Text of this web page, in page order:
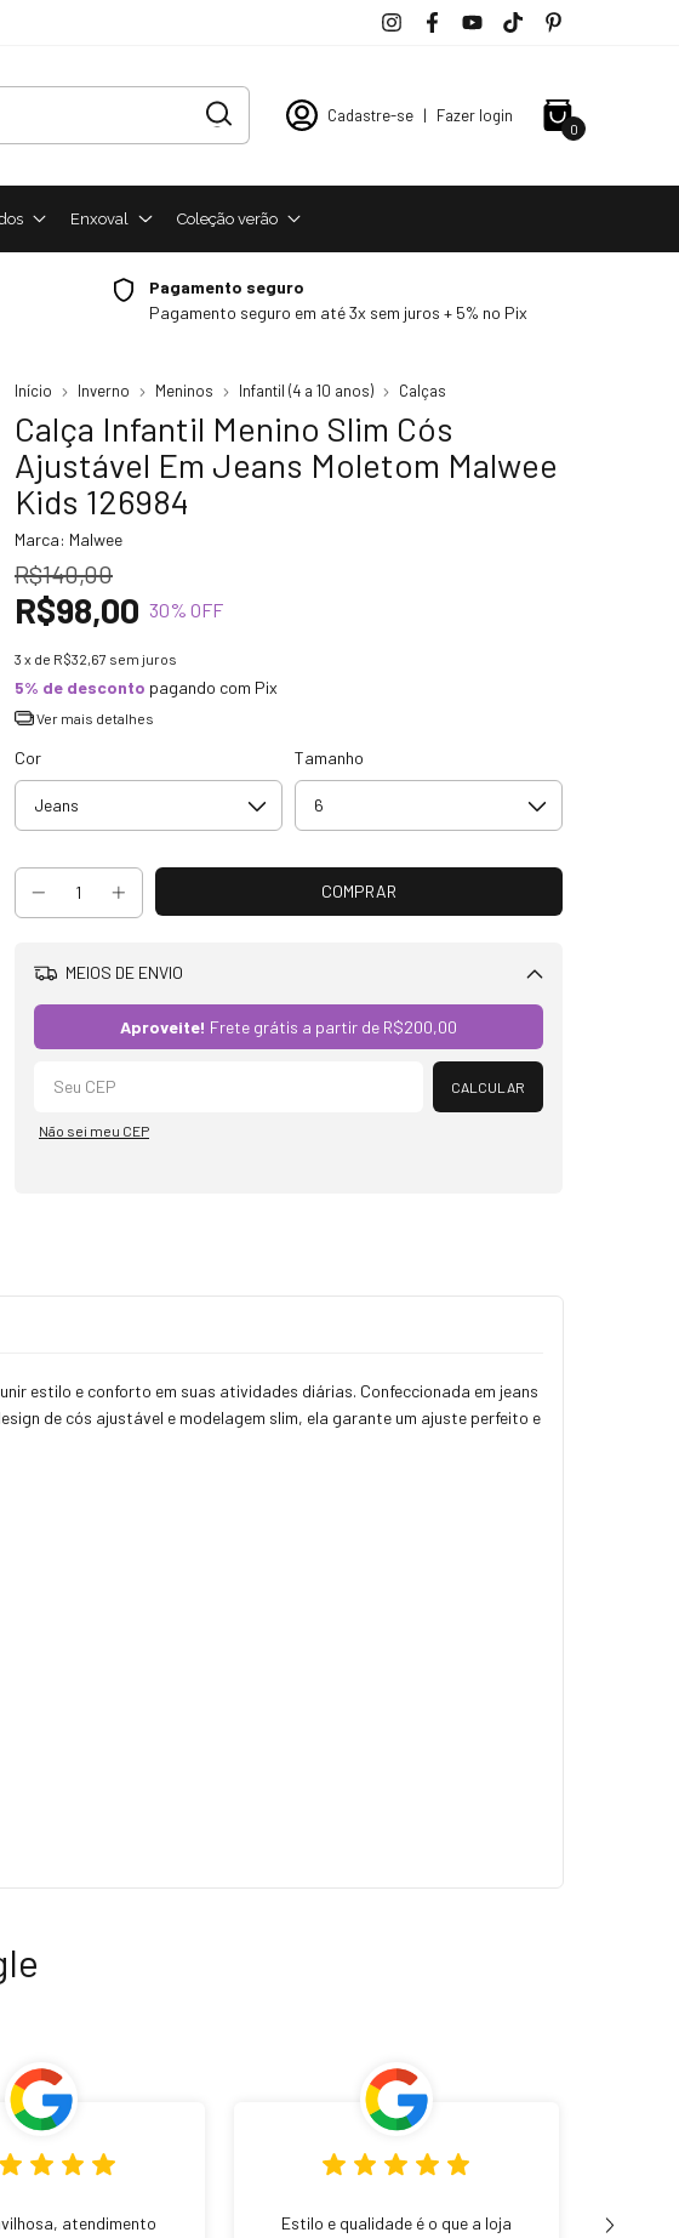
Cadastre-se | Fazer login
0
Enxoval Coleção verão
Pagamento seguro
Pagamento seguro em até 3x sem juros + 5% no Pix
Início Inverno Meninos Infantil (4 a 10 anos) Calças
Calça Infantil Menino Slim Cós
Ajustável Em Jeans Moletom Malwee
Kids 126984
Marca: Malwee
R$140,00
R$98,00 30% OFF
3 x de R$32,67 sem juros
5% de desconto pagando com Pix
Ver mais detalhes
Cor Tamanho
MEIOS DE ENVIO
Aproveite! Frete grátis a partir de R$200,00
CALCULAR
Não sei meu CEP
estilo e conforto em suas atividades diárias. Confeccionada em jeans
de cós ajustável e modelagem slim, ela garante um ajuste perfeito e
atendimento
Estilo e qualidade é o que a loja